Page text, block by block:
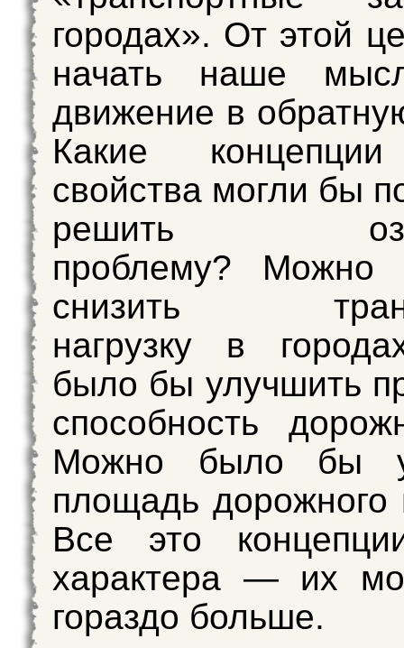
городах». От этой
начать наше
движение в
Какие
свойства могли бы
решить
проблему?
снизить
нагрузку в
было бы улучшить
способность
Можно было бы
площадь дорожного
Все это
характера — их
гораздо больше.